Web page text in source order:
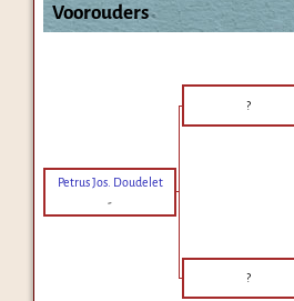
Voorouders
?
Petrus Jos. Doudelet
-
?